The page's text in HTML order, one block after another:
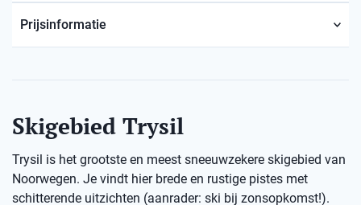
Prijsinformatie
Skigebied Trysil
Trysil is het grootste en meest sneeuwzekere skigebied van
Noorwegen. Je vindt hier brede en rustige pistes met
schitterende uitzichten (aanrader: ski bij zonsopkomst!).